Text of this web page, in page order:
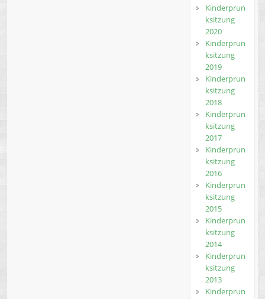
Kinderprun
ksitzung
2020
Kinderprun
ksitzung
2019
Kinderprun
ksitzung
2018
Kinderprun
ksitzung
2017
Kinderprun
ksitzung
2016
Kinderprun
ksitzung
2015
Kinderprun
ksitzung
2014
Kinderprun
ksitzung
2013
Kinderprun